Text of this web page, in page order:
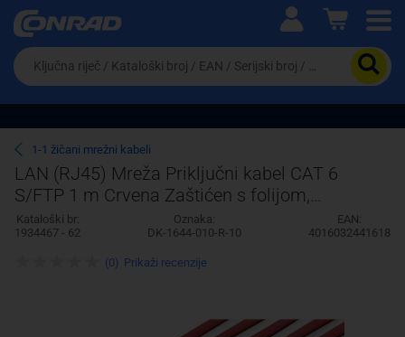
Ova postavka prilagođava asortiman proizvoda i
cijene vašim potrebama.
Pravno lice
Da
biste
potražili
proizvod,
unesite
ključnu
riječ,
kataloški
broj,
EAN
ili
1-1 žičani mrežni kabeli
LAN (RJ45) Mreža Priključni kabel CAT 6
S/FTP 1 m Crvena Zaštićen s folijom,
Sveukupno zaštićen, Sa zaštitom, Bez
halogena, Jedn
Kataloški br:
1934467 - 62
Oznaka:
DK-1644-010-R-10
EAN:
4016032441618
(0) Prikaži recenzije